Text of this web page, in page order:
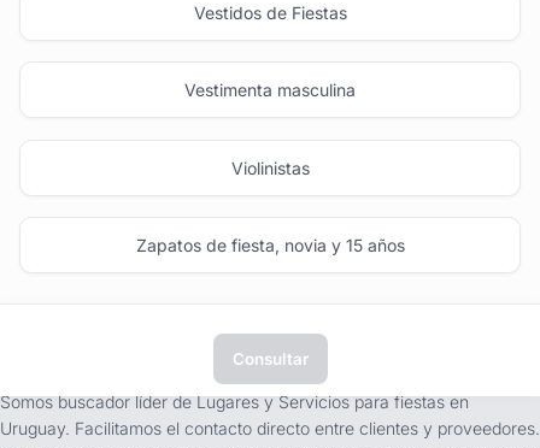
Vestidos de Fiestas
Vestimenta masculina
Violinistas
Zapatos de fiesta, novia y 15 años
Consultar
Somos buscador líder de Lugares y Servicios para fiestas en
Uruguay. Facilitamos el contacto directo entre clientes y proveedores.